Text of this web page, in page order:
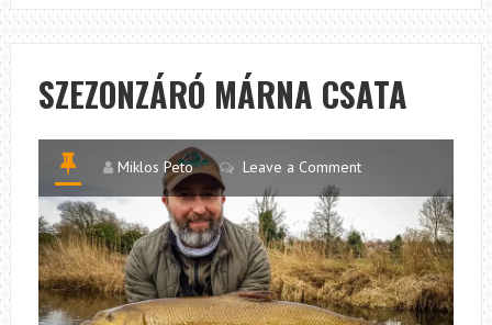
NYÁRI
LOMBOK
ALATT
SZEZONZÁRÓ MÁRNA CSATA
Miklos Peto Leave a Comment